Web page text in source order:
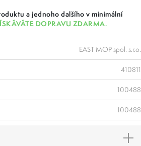
a jednoho dalšího v minimální
DOPRAVU ZDARMA.
EAST MOP spol. s.r.o.
410811
100488
100488